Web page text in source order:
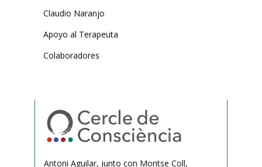
Claudio Naranjo
Apoyo al Terapeuta
Colaboradores
Antoni Aguilar, junto con Montse Coll,